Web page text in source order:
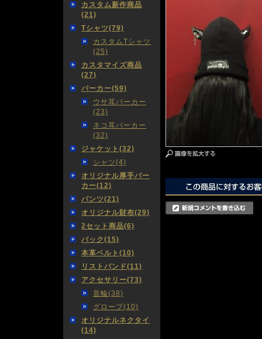
カスタム新作商品
(21)
Tシャツ(79)
カスタムTシャツ
(25)
カスタマイズ商品
(27)
パーカー(59)
ウサ耳パーカー
(23)
ネコ耳パーカー
(32)
ジャケット(32)
シャツ(4)
オリジナル厚手パー
カー(12)
パンツ(21)
オリジナル財布(29)
2セット商品(6)
バック(15)
本革ベルト(10)
リストバンド(11)
アクセサリー(73)
首輪(38)
グローブ(10)
オリジナルネクタイ
(14)